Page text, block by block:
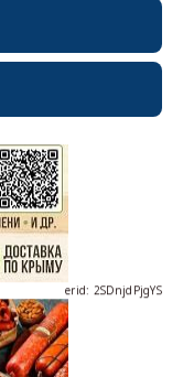
erid: 2SDnjcrDNw6
erid: 2SDnjdPjgYS